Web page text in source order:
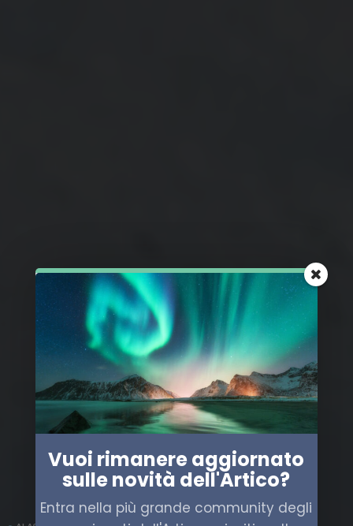
Vuoi rimanere aggiornato
sulle novità dell'Artico?
Entra nella più grande community degli